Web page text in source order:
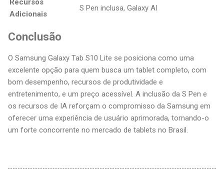
Recursos
Adicionais
S Pen inclusa, Galaxy AI
Conclusão
O Samsung Galaxy Tab S10 Lite se posiciona como uma
excelente opção para quem busca um tablet completo, com
bom desempenho, recursos de produtividade e
entretenimento, e um preço acessível. A inclusão da S Pen e
os recursos de IA reforçam o compromisso da Samsung em
oferecer uma experiência de usuário aprimorada, tornando-o
um forte concorrente no mercado de tablets no Brasil.